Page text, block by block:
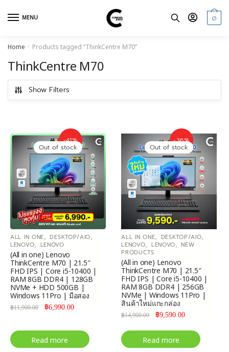
MENU 0
Home / Products tagged “ThinkCentre M70”
ThinkCentre M70
Show Filters
-41%
Out of stock
ALL IN ONE,DESKTOP/AIO,
LENOVO, LENOVO
(All in one) Lenovo
ThinkCentre M70 | 21.5″
FHD IPS | Core i5-10400 |
RAM 8GB DDR4 | 128GB
NVMe + HDD 500GB |
Windows 11Pro | มือสอง
฿11,900.00 ฿6,990.00
Read more
-36%
Out of stock
ALL IN ONE, DESKTOP/AIO,
LENOVO, LENOVO,NEW
PRODUCTS
(All in one) Lenovo
ThinkCentre M70 | 21.5″
FHD IPS | Core i5-10400 |
RAM 8GB DDR4 | 256GB
NVMe | Windows 11Pro |
สินค้าใหม่แกะกล่อง
฿14,900.00 ฿9,590.00
Read more